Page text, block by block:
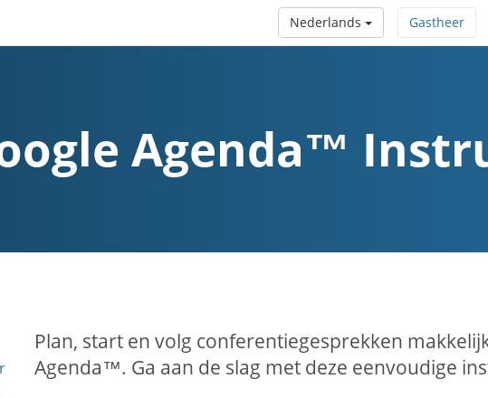
Gastheer
Nederlands
Agenda™
Plan, start en volg conferentiegesprekken
Agenda™. Ga aan de slag met deze eenvoudige